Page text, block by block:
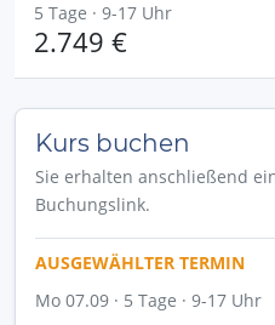
5 Tage · 9-17 Uhr
2.749 €
Kurs buchen
Sie erhalten anschließend
Buchungslink.
AUSGEWÄHLTER TERMIN
Mo 07.09 · 5 Tage · 9-17 Uhr